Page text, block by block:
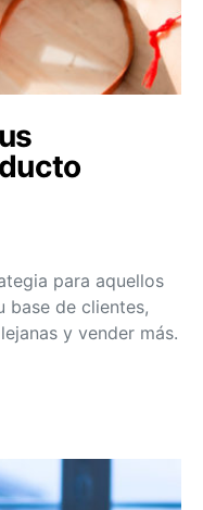
para aquellos
base de clientes,
y vender más.